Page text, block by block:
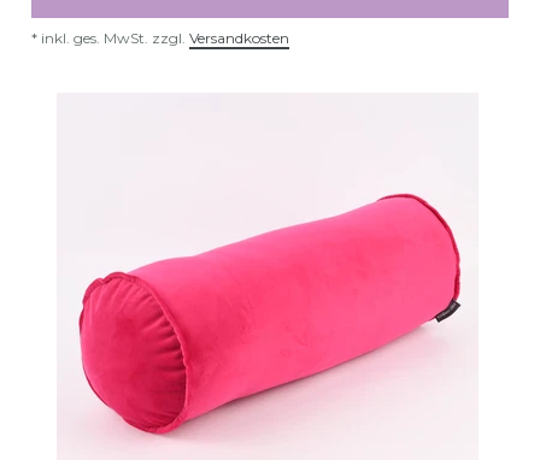
* inkl. ges. MwSt. zzgl. Versandkosten